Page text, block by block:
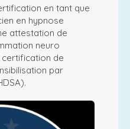
en tant que
en hypnose
attestation de
neuro
certification de
par